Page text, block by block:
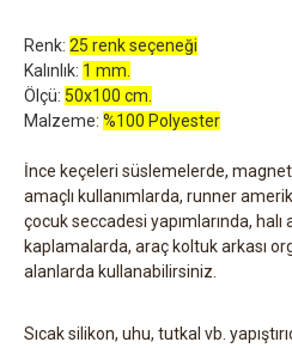
Renk: 25 renk seçeneği
Kalınlık: 1 mm.
Ölçü: 50x100 cm.
Malzeme: %100 Polyester
İnce keçeleri süslemelerde,
amaçlı kullanımlarda, runner
çocuk seccadesi yapımlarında, halı
kaplamalarda, araç koltuk arkası
alanlarda kullanabilirsiniz.
Sıcak silikon, uhu, tutkal vb.